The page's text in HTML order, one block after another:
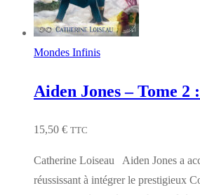
Mondes Infinis
Aiden Jones – Tome
15,50 € TTC
Catherine Loiseau Aiden Jones a
réussissant à intégrer le prestigieux